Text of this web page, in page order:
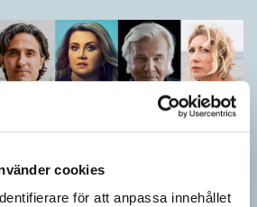
cookies
för att anpassa innehållet